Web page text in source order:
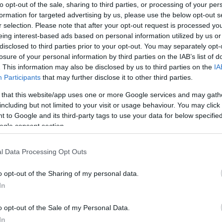
opt-out of the sale, sharing to third parties, or processing of your
for targeted advertising by us, please use the below opt-out
selection. Please note that after your opt-out request is processed
interest-based ads based on personal information utilized by us
to third parties prior to your opt-out. You may separately
of your personal information by third parties on the IAB’s list of
This information may also be disclosed by us to third parties on the
Participants that may further disclose it to other third parties.
that this website/app uses one or more Google services and may
but not limited to your visit or usage behaviour. You may
to Google and its third-party tags to use your data for below
consent section.
Data Processing Opt Outs
opt-out of the Sharing of my personal data.
opt-out of the Sale of my Personal Data.
Σίλβα στάθηκε δίπλα σε
της Φούλαμ που κατήγγειλε
επίθεση από τον πρώην
του συλλόγου
της Φούλαμ, Μάρκο Σίλβα, δεν δίστασε να στηρίξει
Γκίμπονς, που πρόσφατα κατήγγειλε τον πρώην
πρόταση του Μοχάμεντ Αλ
στην Νταϊάνα: Της είχε
52